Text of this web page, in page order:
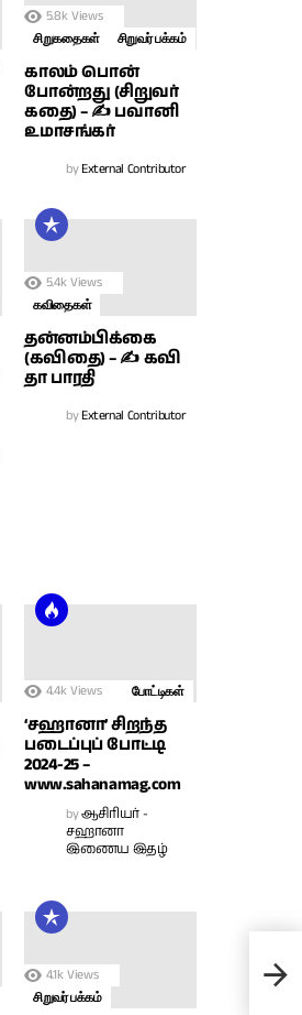
5.8k Views
சிறுகதைகள் சிறுவர் பக்கம்
காலம் பொன்
போன்றது (சிறுவர்
கதை) – ✍ பவானி
உமாசங்கர்
byExternal Contributor
5.4k Views
கவிதைகள்
தன்னம்பிக்கை
(கவிதை) – ✍ கவி
தா பாரதி
byExternal Contributor
4.4k Views போட்டிகள்
‘சஹானா’ சிறந்த
படைப்புப் போட்டி
2024-25 –
www.sahanamag.com
byஆசிரியர் -
சஹானா
இணைய இதழ்
4.1k Views
சிறுவர் பக்கம்